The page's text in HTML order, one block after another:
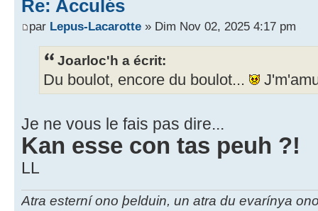
Re: Acculés
par Lepus-Lacarotte » Dim Nov 02, 2025 4:17 pm
Joarloc'h a écrit:
Du boulot, encore du boulot...
Je ne vous le fais pas dire...
Kan esse con tas peuh ?!
LL
Atra esterní ono þelduin, un atra du evarínya